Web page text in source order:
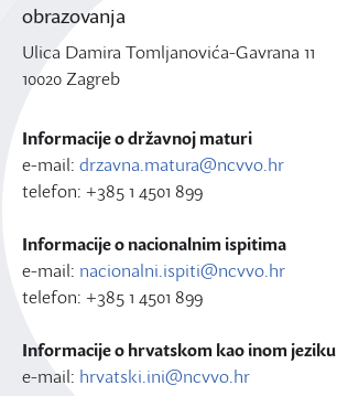
obrazovanja
Ulica Damira Tomljanovića-Gavrana 11
10020 Zagreb
Informacije o državnoj maturi
e-mail: drzavna.matura@ncvvo.hr
telefon: +385 1 4501 899
Informacije o nacionalnim ispitima
e-mail: nacionalni.ispiti@ncvvo.hr
telefon: +385 1 4501 899
Informacije o hrvatskom kao inom jeziku
e-mail: hrvatski.ini@ncvvo.hr